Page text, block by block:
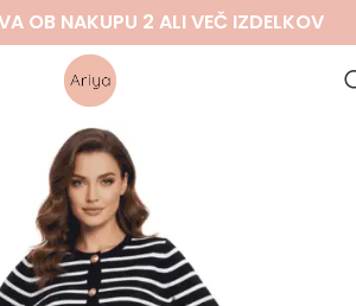
OB NAKUPU 2 ALI VEČ IZDELKOV